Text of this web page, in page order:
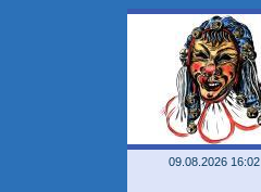
09.08.2026 16:02